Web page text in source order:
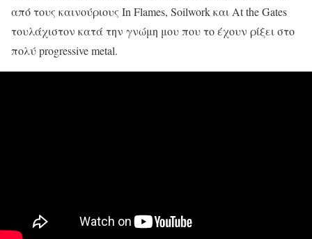
από τους καινούριους In Flames, Soilwork και At the Gates
τουλάχιστον κατά την γνώμη μου που το έχουν ρίξει στο
πολύ progressive metal.